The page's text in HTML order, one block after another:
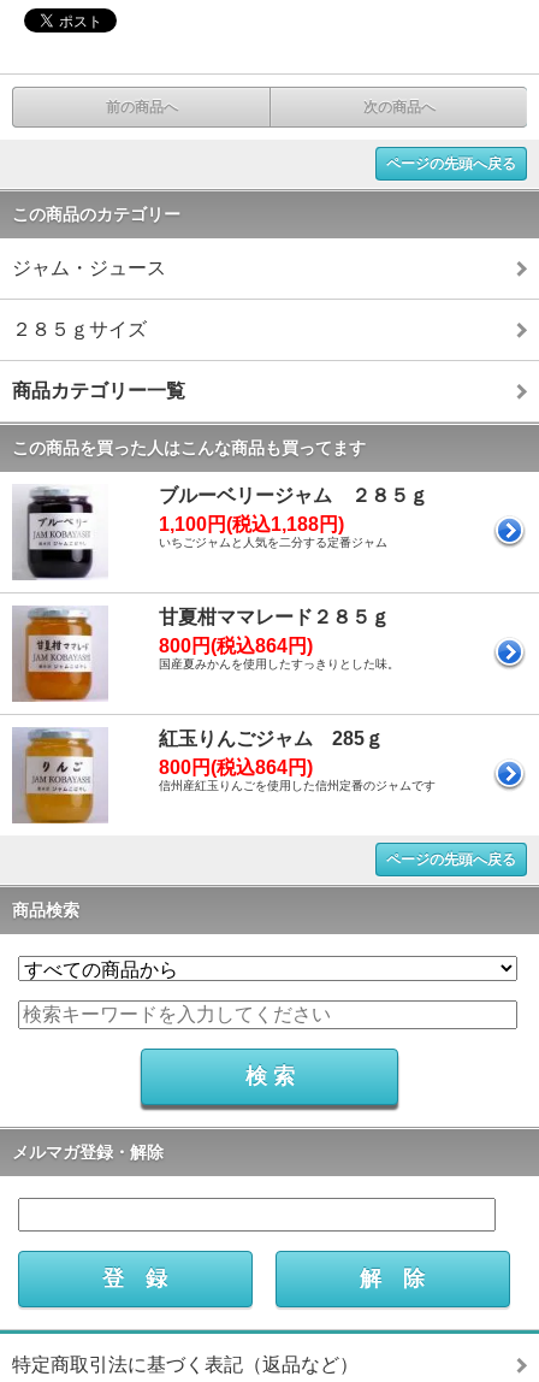
前の商品へ 次の商品へ
ページの先頭へ戻る
この商品のカテゴリー
ジャム・ジュース
２８５ｇサイズ
商品カテゴリー一覧
この商品を買った人はこんな商品も買ってます
ブルーベリージャム ２８５ｇ
1,100円(税込1,188円)
いちごジャムと人気を二分する定番ジャム
甘夏柑ママレード２８５ｇ
800円(税込864円)
国産夏みかんを使用したすっきりとした味。
紅玉りんごジャム 285ｇ
800円(税込864円)
信州産紅玉りんごを使用した信州定番のジャムです
ページの先頭へ戻る
商品検索
メルマガ登録・解除
特定商取引法に基づく表記（返品など）